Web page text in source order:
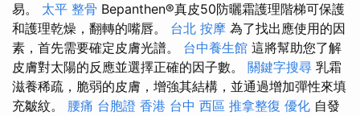
易。 太平 整骨 Bepanthen®真皮50防曬霜護理階梯可保護
和護理乾燥，翻轉的嘴唇。 台北 按摩 為了找出應使用的因
素，首先需要確定皮膚光譜。 台中養生館 這將幫助您了解
皮膚對太陽的反應並選擇正確的因子數。 關鍵字搜尋 乳霜
滋養稀疏，脆弱的皮膚，增強其結構，並通過增加彈性來填
充皺紋。 腰痛 台胞證 香港 台中 西區 推拿整復 優化 自發